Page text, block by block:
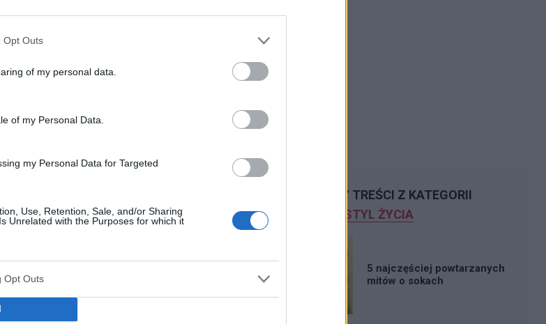
Opt Outs
of my personal data.
of my Personal Data.
my Personal Data for Targeted
Use, Retention, Sale, and/or Sharing
Unrelated with the Purposes for which it
Opt Outs
przeciwnikowi, jednocześnie
tylko siły fizycznej, ale także
zarówno rekreacyjnie, jak i
w klubach sportowych lub
POLECAMY TREŚCI Z KATEGORII
STYL ŻYCIA
5 najczęściej powtarzanych
mitów o sokach